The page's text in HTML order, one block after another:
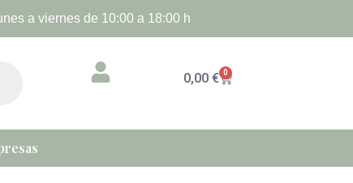
a viernes de 10:00 a 18:00 h
0,00 € 0
Cart